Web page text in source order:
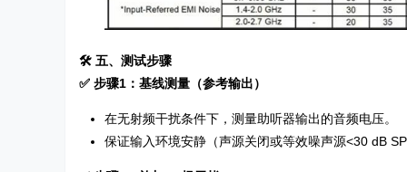
🛠️ 五、测试步骤
✅ 步骤1：基线测量（参考输出）
在无射频干扰条件下，测量助听器输出的音频电压。
保证输入环境安静（声源关闭或等效噪声源<30 dB